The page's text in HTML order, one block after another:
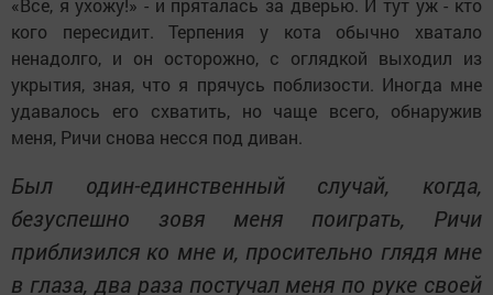
«Все, я ухожу!» - и пряталась за дверью. И тут уж - кто
кого пересидит. Терпения у кота обычно хватало
ненадолго, и он осторожно, с оглядкой выходил из
укрытия, зная, что я прячусь поблизости. Иногда мне
удавалось его схватить, но чаще всего, обнаружив
меня, Ричи снова несся под диван.
Был один-единственный случай, когда,
безуспешно зовя меня поиграть, Ричи
приблизился ко мне и, просительно глядя мне
в глаза, два раза постучал меня по руке своей